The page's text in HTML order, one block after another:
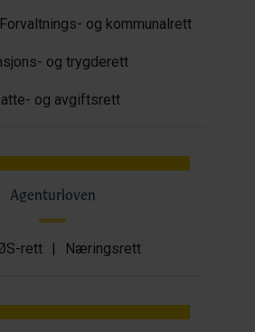
Forvaltnings- og kommunalrett
og trygderett
og avgiftsrett
Agenturloven
rett | Næringsrett